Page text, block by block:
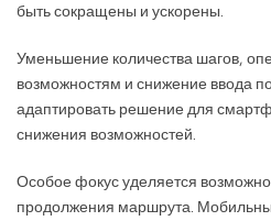
быть сокращены и ускорены.
Уменьшение количества шагов,
возможностям и снижение ввода
адаптировать решение для
снижения возможностей.
Особое фокус уделяется
продолжения маршрута.